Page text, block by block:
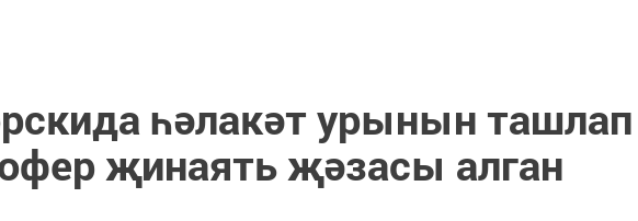
һәлакәт урынын ташлап
җинаять җәзасы алган